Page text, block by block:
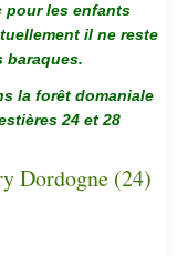
pour les enfants
il ne reste
baraques.
la forêt domaniale
24 et 28